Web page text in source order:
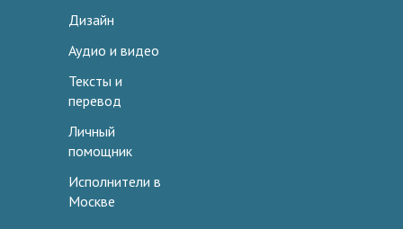
Дизайн
Аудио и видео
Тексты и
перевод
Личный
помощник
Исполнители в
Москве